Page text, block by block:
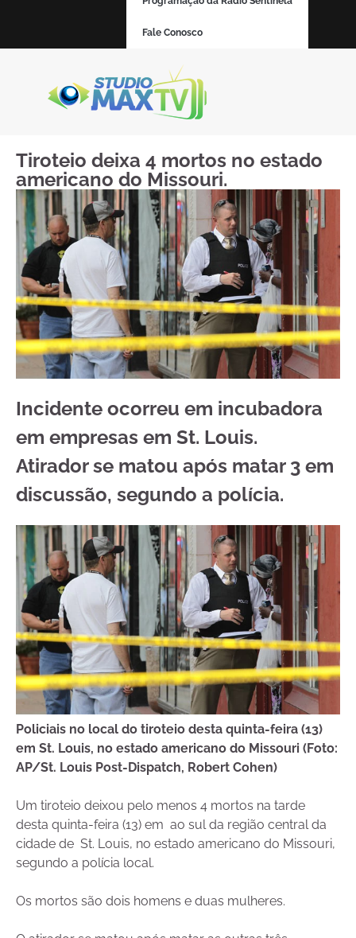
Fale Conosco
Tiroteio deixa 4 mortos no estado
americano do Missouri.
Incidente ocorreu em incubadora
em empresas em St. Louis.
Atirador se matou após matar 3 em
discussão, segundo a polícia.
Policiais no local do tiroteio desta quinta-feira (13)
em St. Louis, no estado americano do Missouri (Foto:
AP/St. Louis Post-Dispatch, Robert Cohen)
Um tiroteio deixou pelo menos 4 mortos na tarde
desta quinta-feira (13) em ao sul da região central da
cidade de St. Louis, no estado americano do Missouri,
segundo a polícia local.
Os mortos são dois homens e duas mulheres.